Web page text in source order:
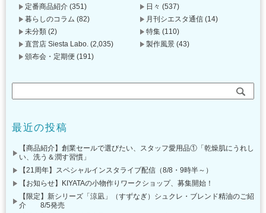
定番商品紹介 (351) 日々 (537)
暮らしのコラム (82) 月刊シエスタ通信 (14)
未分類 (2) 特集 (110)
直営店 Siesta Labo. (2,035) 製作風景 (43)
頒布会・定期便 (191)
最近の投稿
【商品紹介】創業セールで選びたい、スタッフ愛用品①「乾燥肌にうれし
い、洗う＆潤す習慣」
【21周年】スペシャルインスタライブ配信（8/8・9時半～）
【お知らせ】KIYATAの小物作りワークショップ、募集開始！
【限定】新シリーズ「涼凪」（すずなぎ）シュクレ・ブレンド精油のご紹
介 8/5発売